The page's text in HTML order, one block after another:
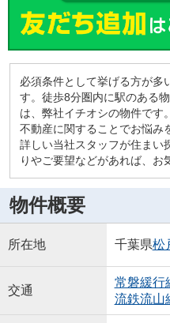
必須条件として挙げる方が多
す。徒歩8分圏内に駅のある
は、弊社イチオシの物件です
不動産に関することでお悩み
詳しい当社スタッフが住まい
りやご要望などがあれば、お
物件概要
所在地 千葉県松
交通
常磐緩行
流鉄流山